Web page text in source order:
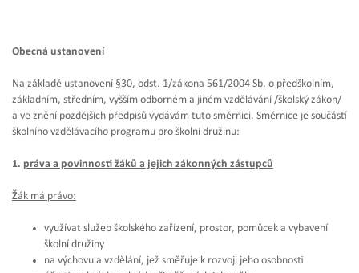
Obecná ustanovení
Na základě ustanovení §30, odst. 1/zákona 561/2004 Sb. o předškolním,
základním, středním, vyšším odborném a jiném vzdělávání /školský zákon/
a ve znění pozdějších předpisů vydávám tuto směrnici. Směrnice je součástí
školního vzdělávacího programu pro školní družinu:
1. práva a povinnosti žáků a jejich zákonných zástupců
Žák má právo:
využívat služeb školského zařízení, prostor, pomůcek a vybavení
školní družiny
na výchovu a vzdělání, jež směřuje k rozvoji jeho osobnosti